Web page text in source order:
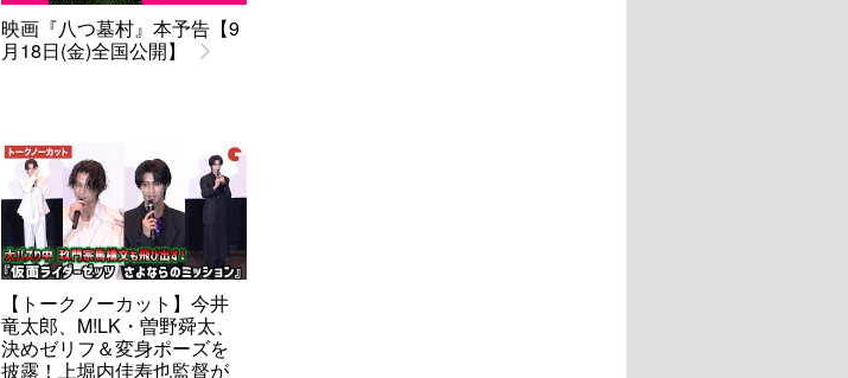
映画『八つ墓村』本予告【9
月18日(金)全国公開】
【トークノーカット】今井
竜太郎、M!LK・曽野舜太、
決めゼリフ＆変身ポーズを
披露！上堀内佳寿也監督が